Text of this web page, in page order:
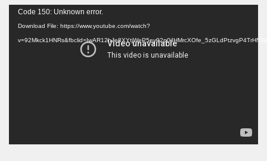
Video
Player
Code 150: Unknown error.
Download File: https://www.youtube.com/watch?